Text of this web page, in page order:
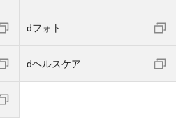
dフォト
dヘルスケア